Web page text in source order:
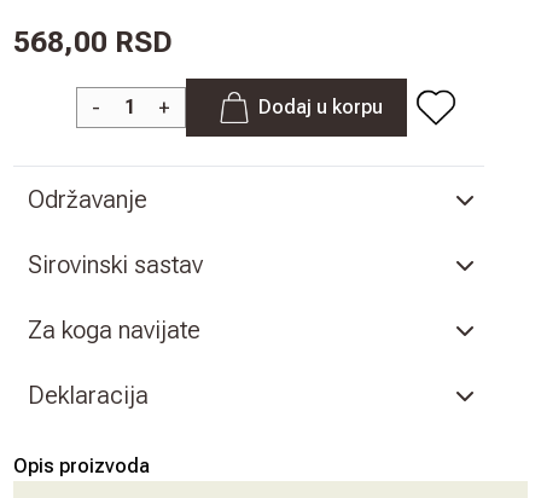
568,00 RSD
- + Dodaj u korpu
Održavanje
Sirovinski sastav
Za koga navijate
Deklaracija
Opis proizvoda